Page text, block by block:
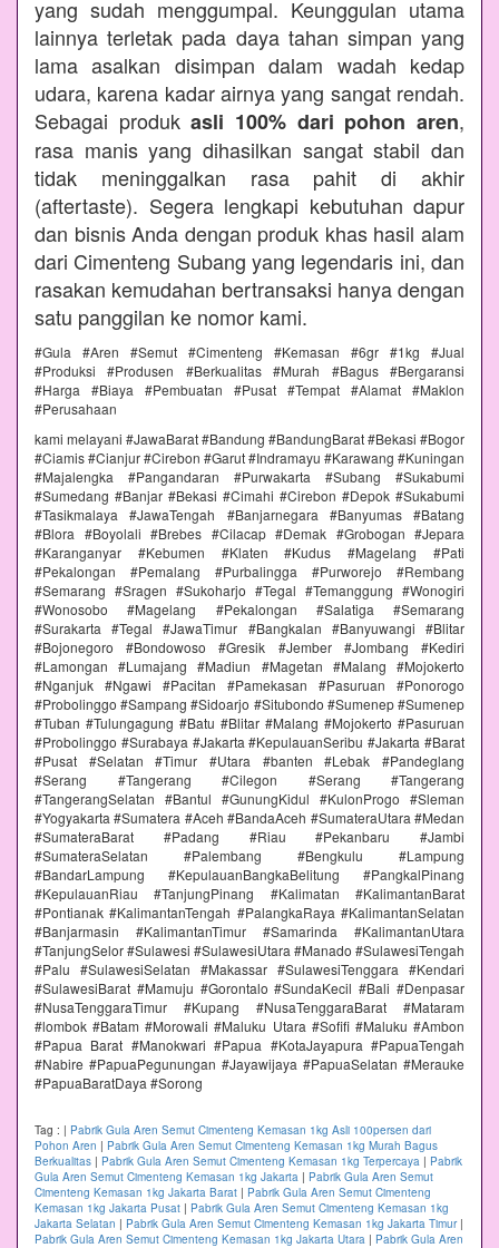
yang sudah menggumpal. Keunggulan utama
lainnya terletak pada daya tahan simpan yang
lama asalkan disimpan dalam wadah kedap
udara, karena kadar airnya yang sangat rendah.
Sebagai produkasli 100% dari pohon aren,
rasa manis yang dihasilkan sangat stabil dan
tidak meninggalkan rasa pahit di akhir
(aftertaste). Segera lengkapi kebutuhan dapur
dan bisnis Anda dengan produk khas hasil alam
dari Cimenteng Subang yang legendaris ini, dan
rasakan kemudahan bertransaksi hanya dengan
satu panggilan ke nomor kami.
#Gula #Aren #Semut #Cimenteng #Kemasan #6gr #1kg #Jual
#Produksi #Produsen #Berkualitas #Murah #Bagus #Bergaransi
#Harga #Biaya #Pembuatan #Pusat #Tempat #Alamat #Maklon
#Perusahaan
kami melayani #JawaBarat #Bandung #BandungBarat #Bekasi #Bogor
#Ciamis #Cianjur #Cirebon #Garut #Indramayu #Karawang #Kuningan
#Majalengka #Pangandaran #Purwakarta #Subang #Sukabumi
#Sumedang #Banjar #Bekasi #Cimahi #Cirebon #Depok #Sukabumi
#Tasikmalaya #JawaTengah #Banjarnegara #Banyumas #Batang
#Blora #Boyolali #Brebes #Cilacap #Demak #Grobogan #Jepara
#Karanganyar #Kebumen #Klaten #Kudus #Magelang #Pati
#Pekalongan #Pemalang #Purbalingga #Purworejo #Rembang
#Semarang #Sragen #Sukoharjo #Tegal #Temanggung #Wonogiri
#Wonosobo #Magelang #Pekalongan #Salatiga #Semarang
#Surakarta #Tegal #JawaTimur #Bangkalan #Banyuwangi #Blitar
#Bojonegoro #Bondowoso #Gresik #Jember #Jombang #Kediri
#Lamongan #Lumajang #Madiun #Magetan #Malang #Mojokerto
#Nganjuk #Ngawi #Pacitan #Pamekasan #Pasuruan #Ponorogo
#Probolinggo #Sampang #Sidoarjo #Situbondo #Sumenep #Sumenep
#Tuban #Tulungagung #Batu #Blitar #Malang #Mojokerto #Pasuruan
#Probolinggo #Surabaya #Jakarta #KepulauanSeribu #Jakarta #Barat
#Pusat #Selatan #Timur #Utara #banten #Lebak #Pandeglang
#Serang #Tangerang #Cilegon #Serang #Tangerang
#TangerangSelatan #Bantul #GunungKidul #KulonProgo #Sleman
#Yogyakarta #Sumatera #Aceh #BandaAceh #SumateraUtara #Medan
#SumateraBarat #Padang #Riau #Pekanbaru #Jambi
#SumateraSelatan #Palembang #Bengkulu #Lampung
#BandarLampung #KepulauanBangkaBelitung #PangkalPinang
#KepulauanRiau #TanjungPinang #Kalimatan #KalimantanBarat
#Pontianak #KalimantanTengah #PalangkaRaya #KalimantanSelatan
#Banjarmasin #KalimantanTimur #Samarinda #KalimantanUtara
#TanjungSelor #Sulawesi #SulawesiUtara #Manado #SulawesiTengah
#Palu #SulawesiSelatan #Makassar #SulawesiTenggara #Kendari
#SulawesiBarat #Mamuju #Gorontalo #SundaKecil #Bali #Denpasar
#NusaTenggaraTimur #Kupang #NusaTenggaraBarat #Mataram
#lombok #Batam #Morowali #Maluku Utara #Sofifi #Maluku #Ambon
#Papua Barat #Manokwari #Papua #KotaJayapura #PapuaTengah
#Nabire #PapuaPegunungan #Jayawijaya #PapuaSelatan #Merauke
#PapuaBaratDaya #Sorong
Tag : | Pabrik Gula Aren Semut Cimenteng Kemasan 1kg Asli 100persen dari
Pohon Aren | Pabrik Gula Aren Semut Cimenteng Kemasan 1kg Murah Bagus
Berkualitas | Pabrik Gula Aren Semut Cimenteng Kemasan 1kg Terpercaya | Pabrik
Gula Aren Semut Cimenteng Kemasan 1kg Jakarta | Pabrik Gula Aren Semut
Cimenteng Kemasan 1kg Jakarta Barat | Pabrik Gula Aren Semut Cimenteng
Kemasan 1kg Jakarta Pusat | Pabrik Gula Aren Semut Cimenteng Kemasan 1kg
Jakarta Selatan | Pabrik Gula Aren Semut Cimenteng Kemasan 1kg Jakarta Timur|
Pabrik Gula Aren Semut Cimenteng Kemasan 1kg Jakarta Utara | Pabrik Gula Aren